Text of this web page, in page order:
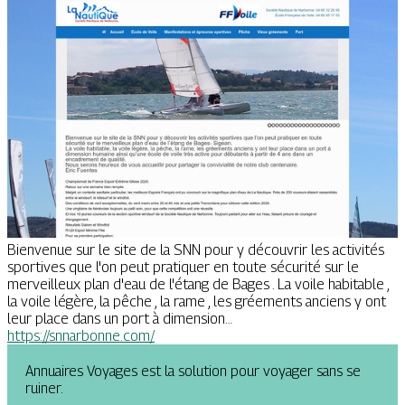
Bienvenue sur le site de la SNN pour y découvrir les activités
sportives que l'on peut pratiquer en toute sécurité sur le
merveilleux plan d'eau de l'étang de Bages . La voile habitable ,
la voile légère, la pêche , la rame , les gréements anciens y ont
leur place dans un port à dimension…
https://snnarbonne.com/
Annuaires Voyages est la solution pour voyager sans se
ruiner.